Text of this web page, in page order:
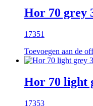
Hor 70 grey
17351
Toevoegen aan de
Hor 70 light
17353